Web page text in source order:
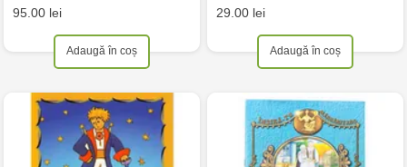
95.00 lei
Adaugă în coș
29.00 lei
Adaugă în coș